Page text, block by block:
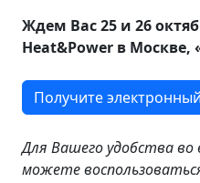
Ждем Вас 25 и 26
Heat&Power в Москве,
Получите
Для Вашего удобства
можете